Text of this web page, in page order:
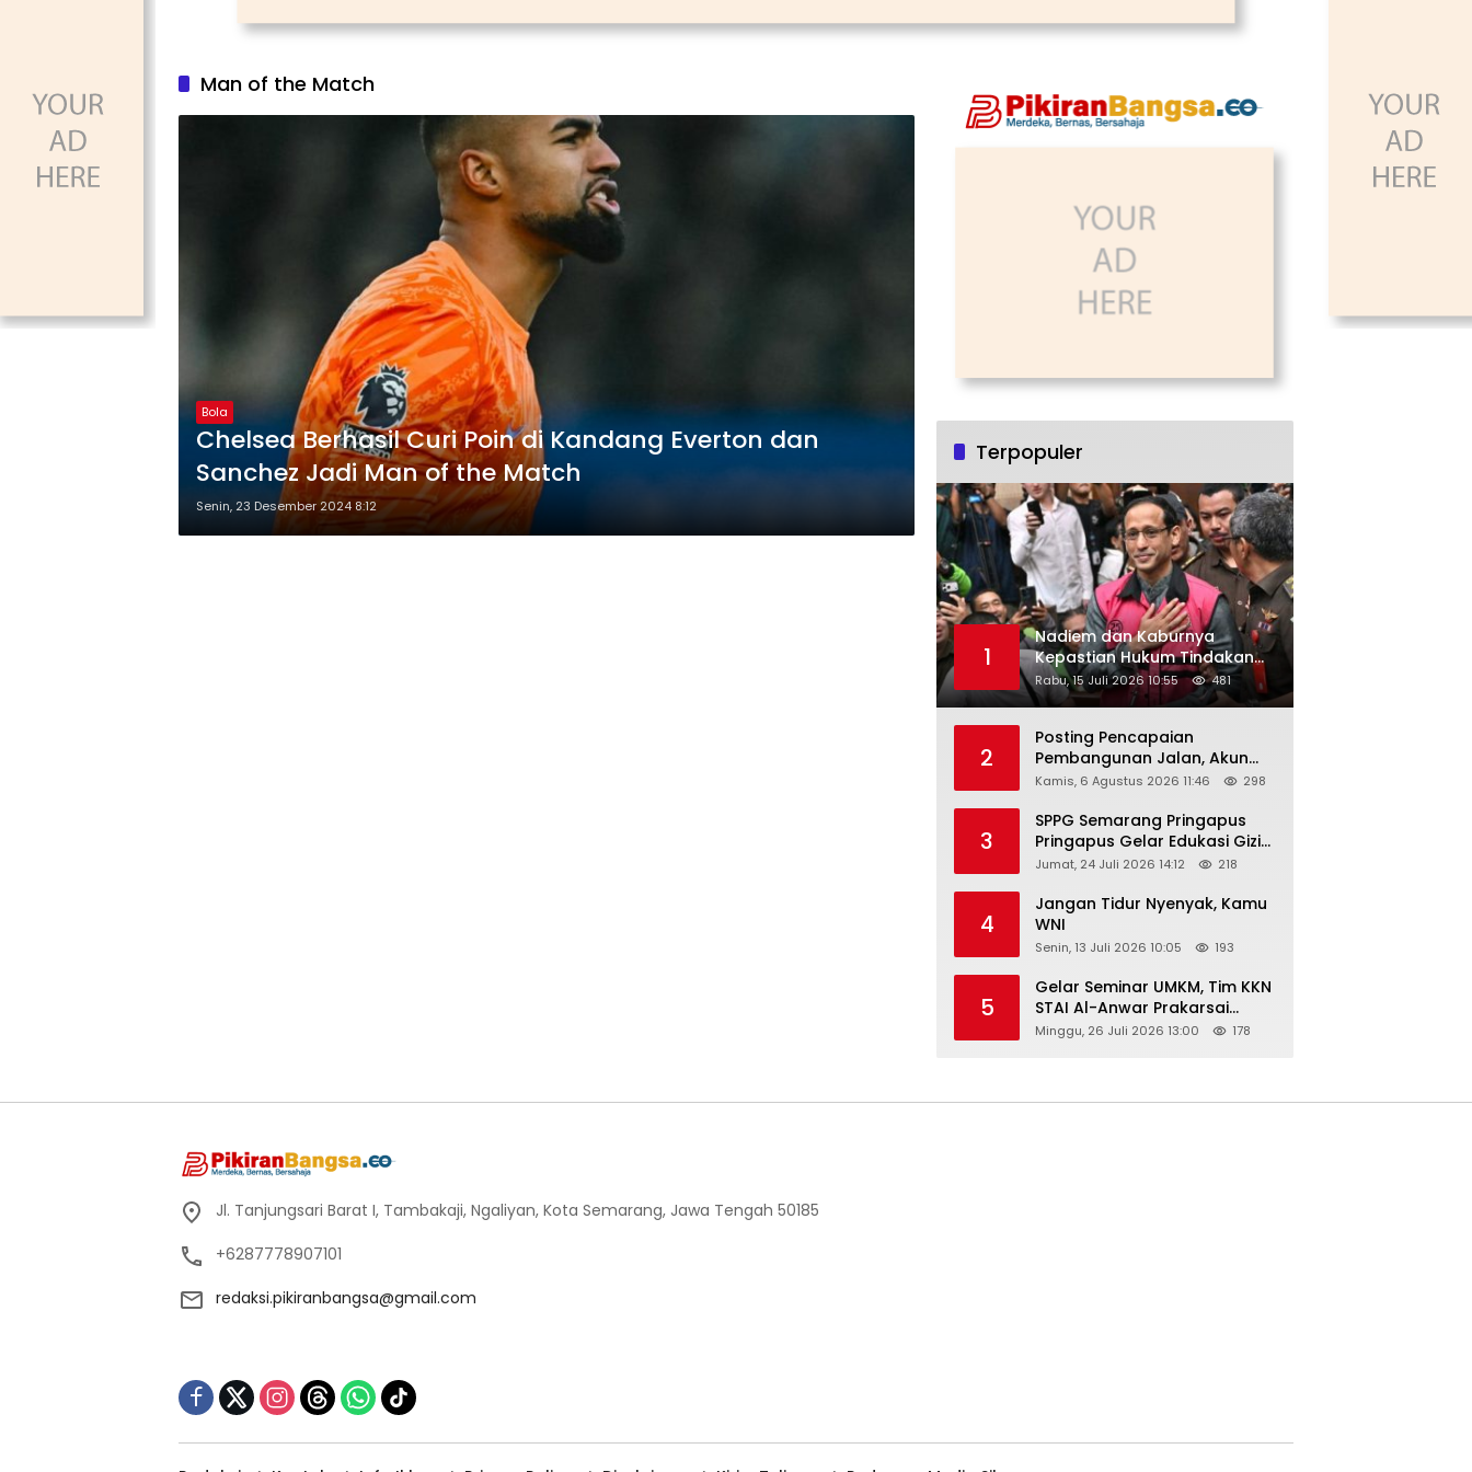
Man of the Match
Bola
Chelsea Berhasil Curi Poin di Kandang Everton dan
Sanchez Jadi Man of the Match
Senin, 23 Desember 2024 8:12
Terpopuler
1
Nadiem dan Kaburnya
Kepastian Hukum Tindakan
Pejabat Publik
Rabu, 15 Juli 2026 10:55 481
2
Posting Pencapaian
Pembangunan Jalan, Akun
Facebook Pemerintah
“Dirujak” Warganet
Kamis, 6 Agustus 2026 11:46 298
3
SPPG Semarang Pringapus
Pringapus Gelar Edukasi Gizi
di PAUD Bina Balita Peringati
Jumat, 24 Juli 2026 14:12 218
4
Jangan Tidur Nyenyak, Kamu
WNI
Senin, 13 Juli 2026 10:05 193
5
Gelar Seminar UMKM, Tim KKN
STAI Al-Anwar Prakarsai
Usaha Tepung Maizena di
Minggu, 26 Juli 2026 13:00 178
Jl. Tanjungsari Barat I, Tambakaji, Ngaliyan, Kota Semarang, Jawa Tengah 50185
+6287778907101
redaksi.pikiranbangsa@gmail.com